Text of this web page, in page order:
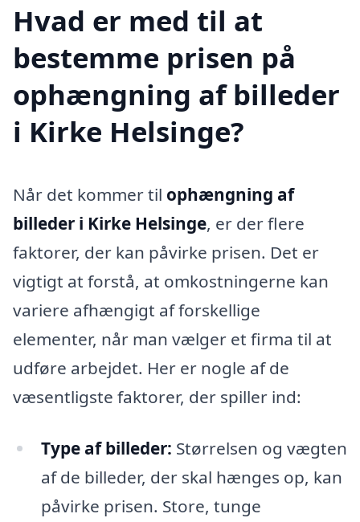
Hvad er med til at
bestemme prisen på
ophængning af billeder
i Kirke Helsinge?
Når det kommer til ophængning af
billeder i Kirke Helsinge, er der flere
faktorer, der kan påvirke prisen. Det er
vigtigt at forstå, at omkostningerne kan
variere afhængigt af forskellige
elementer, når man vælger et firma til at
udføre arbejdet. Her er nogle af de
væsentligste faktorer, der spiller ind:
Type af billeder: Størrelsen og vægten
af de billeder, der skal hænges op, kan
påvirke prisen. Store, tunge